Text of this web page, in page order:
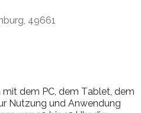
49661
mit dem PC, dem Tablet, dem
Nutzung und Anwendung